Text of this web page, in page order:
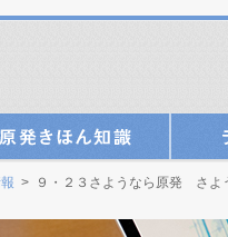
> ９・２３さようなら原発 さよ